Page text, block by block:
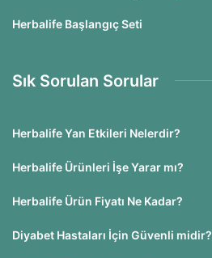
Herbalife Başlangıç Seti
Sık Sorulan Sorular
Herbalife Yan Etkileri Nelerdir?
Herbalife Ürünleri İşe Yarar mı?
Herbalife Ürün Fiyatı Ne Kadar?
Diyabet Hastaları İçin Güvenli midir?